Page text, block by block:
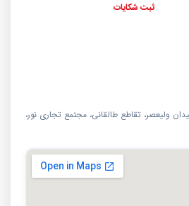
ثبت شکایات
ولیعصر، تقاطع طالقانی، مجتمع تجاری نور،